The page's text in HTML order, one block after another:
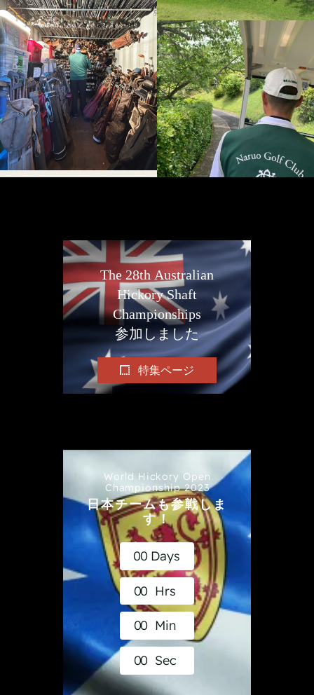
The 28th Australian
Hickory Shaft
Championships
参加しました
特集ページ
World Hickory Open
Championship 2023
日本チームも参戦しま
す！
00 Days
00 Hrs
00 Min
00 Sec